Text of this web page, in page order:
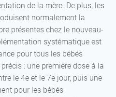
de la mère. De plus, les
normalement la
présentes chez le nouveau-
systématique est
pour tous les bébés
: une première dose à la
le 4e et le 7e jour, puis une
pour les bébés